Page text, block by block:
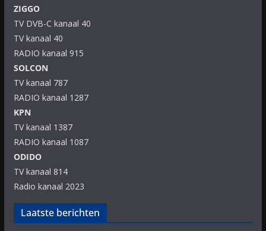
ZIGGO
TV DVB-C kanaal 40
TV kanaal 40
RADIO kanaal 915
SOLCON
TV kanaal 787
RADIO kanaal 1287
KPN
TV kanaal 1387
RADIO kanaal 1087
ODIDO
TV kanaal 814
Radio kanaal 2023
Laatste berichten